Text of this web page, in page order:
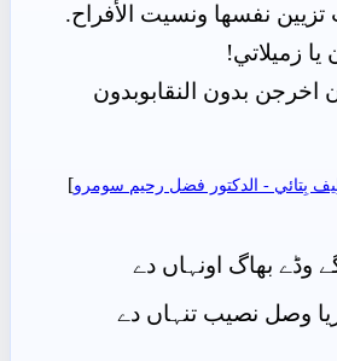
تزيين نفسها ونسيت الأفراح.
يا زميلاتي!
اخرجن بدون النقابوبدون
- الدکتور فضل رحیم سومرو]
وڈے بھاگ اونہاں دے
وصل نصیب تنہاں دے